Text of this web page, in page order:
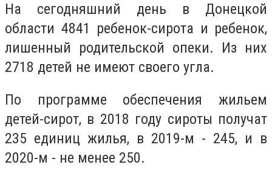
На сегодняшний день в Донецкой
области 4841 ребенок-сирота и ребенок,
лишенный родительской опеки. Из них
2718 детей не имеют своего угла.
По программе обеспечения жильем
детей-сирот, в 2018 году сироты получат
235 единиц жилья, в 2019-м - 245, и в
2020-м - не менее 250.